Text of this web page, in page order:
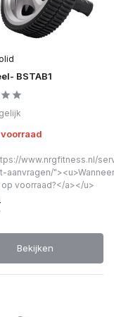
BSTAB1
www.nrgfitness.nl/
aanvragen/
voorraad?</a></u>
Bekijken